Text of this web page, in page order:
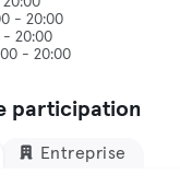
- 20:00
- 20:00
participation
Entreprise